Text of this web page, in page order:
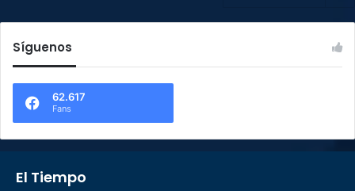
Síguenos
62.617
Fans
El Tiempo